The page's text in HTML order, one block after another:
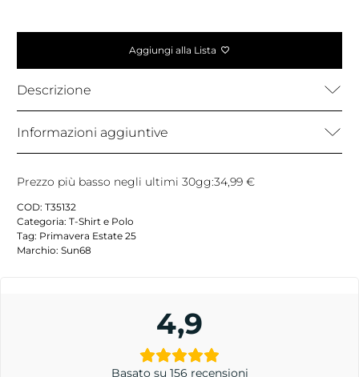
Aggiungi alla Lista
Descrizione
Informazioni aggiuntive
Prezzo più basso negli ultimi 30gg:34,99 €
COD: T35132
Categoria: T-Shirt e Polo
Tag: Primavera Estate 25
Marchio: Sun68
4,9
Basato su 156 recensioni